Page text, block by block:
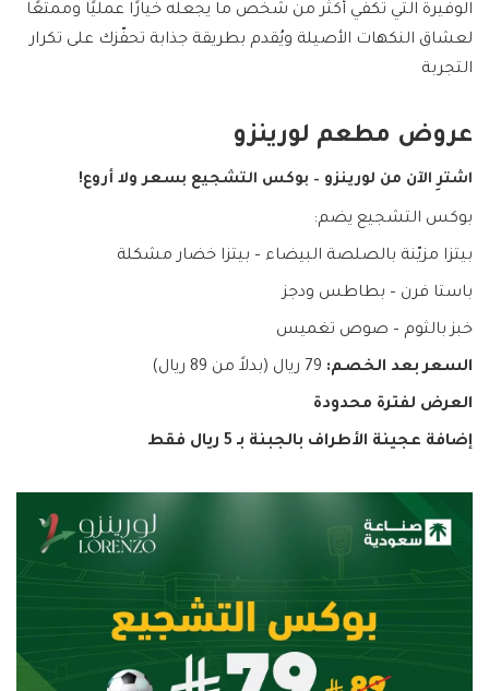
الوفيرة التي تكفي أكثر من شخص ما يجعله خيارًا عمليًا وممتعًا
لعشاق النكهات الأصيلة ويُقدم بطريقة جذابة تحفّزك على تكرار
التجربة
عروض مطعم لورينزو
اشترِ الآن من لورينزو – بوكس التشجيع بسعر ولا أروع!
بوكس التشجيع يضم:
بيتزا مزيّنة بالصلصة البيضاء – بيتزا خضار مشكلة
باستا فرن – بطاطس ودجز
خبز بالثوم – صوص تغميس
السعر بعد الخصم:
العرض لفترة محدودة
إضافة عجينة الأطراف بالجبنة بـ 5 ريال فقط